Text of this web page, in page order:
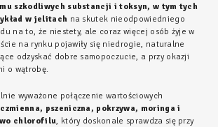
szkodliwych substancji i toksyn, w tym tych
w jelitach na skutek nieodpowiedniego
na to, że niestety, ale coraz więcej osób żyje w
na rynku pojawiły się niedrogie, naturalne
odzyskać dobre samopoczucie, a przy okazji
o wątrobę.
wyważone połączenie wartościowych
pszeniczna, pokrzywa, moringa i
chlorofilu, który doskonale sprawdza się przy